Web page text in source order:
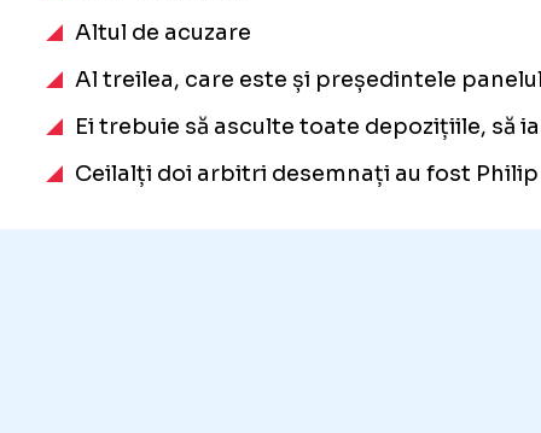
Altul de acuzare
Al treilea, care este și președintele
Ei trebuie să asculte toate depozițiile, să
Ceilalți doi arbitri desemnați au fost